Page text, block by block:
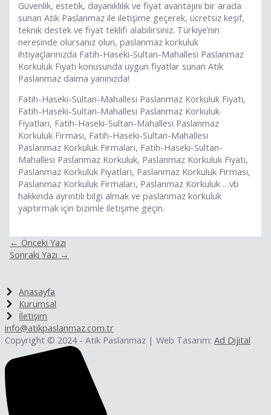
Güvenlik, estetik, dayanıklılık ve fiyat avantajını bir arada
sunan Atik Paslanmaz ile iletişime geçerek, ücretsiz keşif,
teknik destek ve fiyat teklifi alabilirsiniz. Türkiye’nin
neresinde olursanız olun, paslanmaz korkuluk
ihtiyaçlarınızda Fatih-Haseki-Sultan-Mahallesi Paslanmaz
Korkuluk Fiyatı konusunda uygun fiyatlar sunan Atik
Paslanmaz daima yanınızda!
Fatih-Haseki-Sultan-Mahallesi Paslanmaz Korkuluk Fiyatı,
Fatih-Haseki-Sultan-Mahallesi Paslanmaz Korkuluk
Fiyatları, Fatih-Haseki-Sultan-Mahallesi Paslanmaz
Korkuluk Firması, Fatih-Haseki-Sultan-Mahallesi
Paslanmaz Korkuluk Firmaları, Fatih-Haseki-Sultan-
Mahallesi Paslanmaz Korkuluk, Paslanmaz Korkuluk Fiyatı,
Paslanmaz Korkuluk Fiyatları, Paslanmaz Korkuluk Firması,
Paslanmaz Korkuluk Firmaları, Paslanmaz Korkuluk …vb
hakkında ayrıntılı bilgi almak ve paslanmaz korkuluk
yaptırmak için bizimle iletişime geçin.
← Önceki Yazı
Sonraki Yazı →
Anasayfa
Kurumsal
İletişim
info@atikpaslanmaz.com.tr
Copyright © 2024 - Atik Paslanmaz | Web Tasarım: Ad Dijital